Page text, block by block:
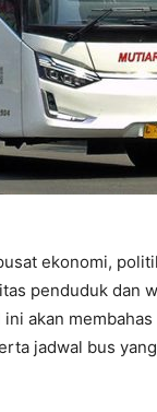
ekonomi,
penduduk dan
akan
jadwal bus